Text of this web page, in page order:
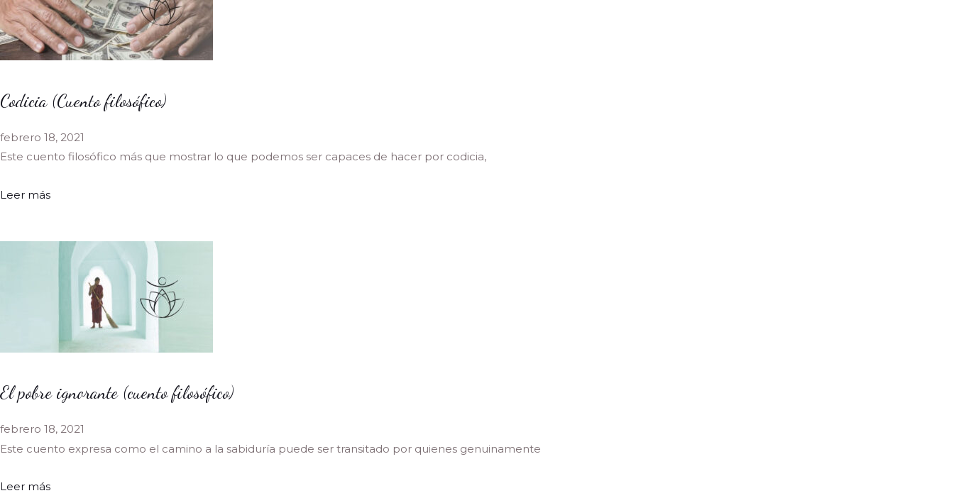
Codicia (Cuento filosófico)
febrero 18, 2021
Este cuento filosófico más que mostrar lo que podemos ser capaces de hacer por codicia,
Leer más
El pobre ignorante (cuento filosófico)
febrero 18, 2021
Este cuento expresa como el camino a la sabiduría puede ser transitado por quienes genuinamente
Leer más